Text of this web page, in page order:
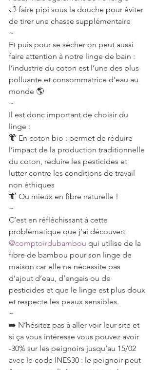
🛁 faire pipi sous la douche pour éviter
de tirer une chasse supplémentaire⠀
~⠀
Et puis pour se sécher on peut aussi
faire attention à notre linge de bain :
l’industrie du coton est l’une des plus
polluante et consommatrice d'eau au
monde 🌎
~
Il est donc important de choisir du
linge :
👘 En coton bio : permet de réduire
l’impact de la production traditionnelle
du coton, réduire les pesticides et
lutter contre les conditions de travail
non éthiques
👘 Ou mieux en fibre naturelle !
~
C’est en réfléchissant à cette
problématique que j’ai découvert
@comptoirdubambou qui utilise de la
fibre de bambou pour son linge de
maison car elle ne nécessite pas
d’ajout d’eau, d’engais ou de
pesticides et que le linge est plus doux
et respecte les peaux sensibles.
~
➡️ N’hésitez pas à aller voir leur site et
si ça vous intéresse vous pouvez avoir
-30% sur les peignoirs jusqu’au 15/02
avec le code INES30 : le peignoir peut